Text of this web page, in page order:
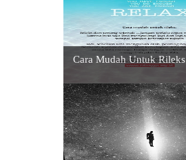
Cara Mudah Untuk Rileks